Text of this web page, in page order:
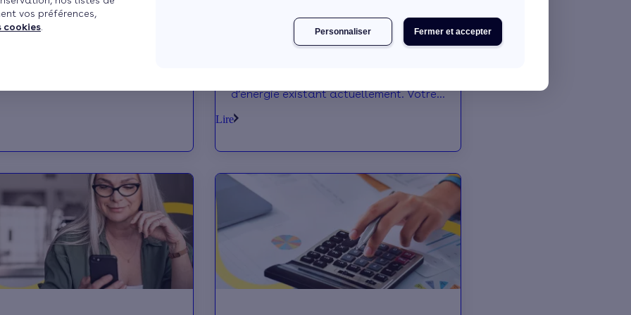
vos préférences,
cookies Fermer et accepter
Personnaliser
éligibilité prime Effy
Les travaux éligibles à une prime
d’énergie existant actuellement. Votre
Lire